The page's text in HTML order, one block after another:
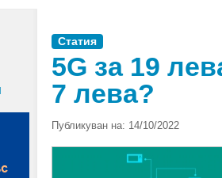
Статия
5G за 19
7 лева?
Публикуван на: 14/10/2022